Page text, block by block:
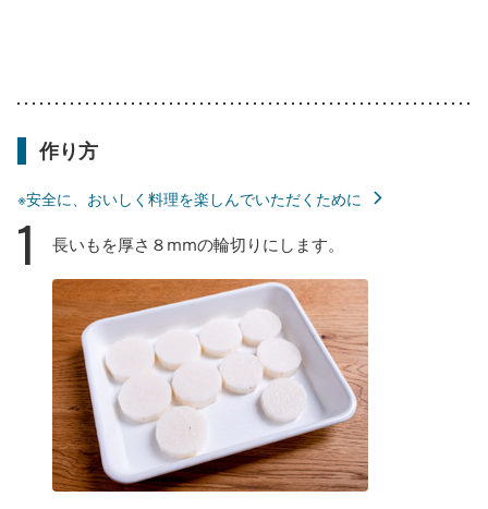
作り方
※安全に、おいしく料理を楽しんでいただくために
1 長いもを厚さ８mmの輪切りにします。